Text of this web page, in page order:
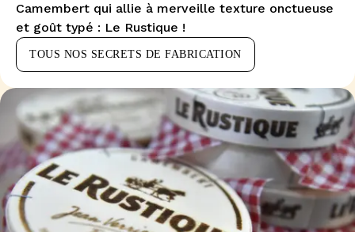
Camembert qui allie à merveille texture onctueuse
et goût typé : Le Rustique !
TOUS NOS SECRETS DE FABRICATION